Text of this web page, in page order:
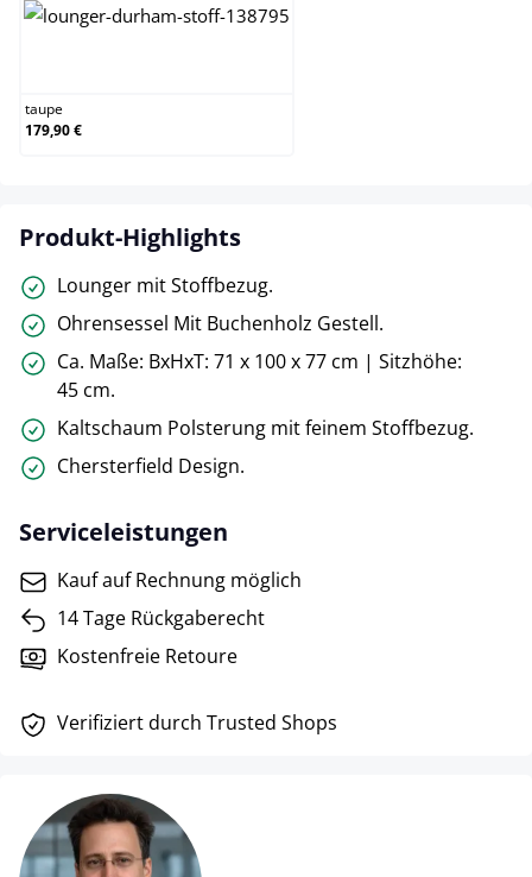
taupe
179,90 €
Produkt-Highlights
Lounger mit Stoffbezug.
Ohrensessel Mit Buchenholz Gestell.
Ca. Maße: BxHxT: 71 x 100 x 77 cm | Sitzhöhe:
45 cm.
Kaltschaum Polsterung mit feinem Stoffbezug.
Chersterfield Design.
Serviceleistungen
Kauf auf Rechnung möglich
14 Tage Rückgaberecht
Kostenfreie Retoure
Verifiziert durch Trusted Shops